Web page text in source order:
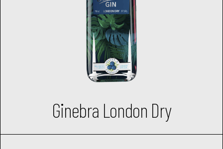
Ginebra London Dry